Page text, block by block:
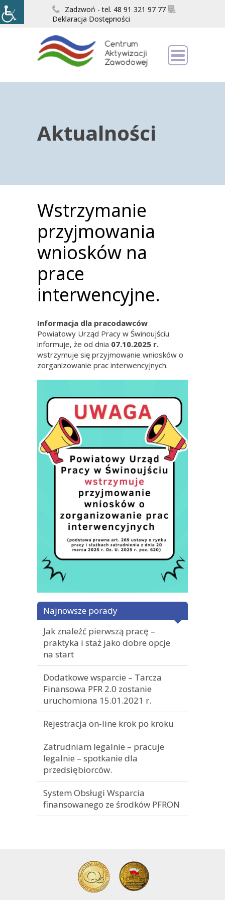
Zadzwoń - tel. 48 91 321 97 77
Deklaracja Dostępności
Aktualności
Wstrzymanie
przyjmowania
wniosków na
prace
interwencyjne.
Informacja dla pracodawców
Powiatowy Urząd Pracy w Świnoujściu
informuje, że od dnia 07.10.2025 r.
wstrzymuje się przyjmowanie wniosków o
zorganizowanie prac interwencyjnych.
Najnowsze porady
Jak znaleźć pierwszą pracę –
praktyka i staż jako dobre opcje
na start
Dodatkowe wsparcie – Tarcza
Finansowa PFR 2.0 zostanie
uruchomiona 15.01.2021 r.
Rejestracja on-line krok po kroku
Zatrudniam legalnie – pracuje
legalnie – spotkanie dla
przedsiębiorców.
System Obsługi Wsparcia
finansowanego ze środków PFRON